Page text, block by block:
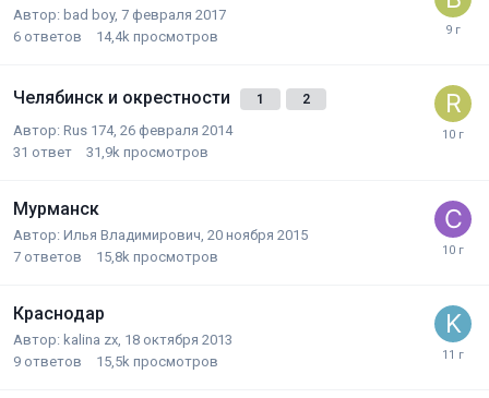
Автор: bad boy, 7 февраля 2017
6 ответов 14,4k просмотров
Челябинск и окрестности 1 2
Автор: Rus 174, 26 февраля 2014
31 ответ 31,9k просмотров
Мурманск
Автор: Илья Владимирович 20 ноября 2015
7 ответов 15,8k просмотров
Краснодар
Автор: kalina zx 18 октября 2013
9 ответов 15,5k просмотров